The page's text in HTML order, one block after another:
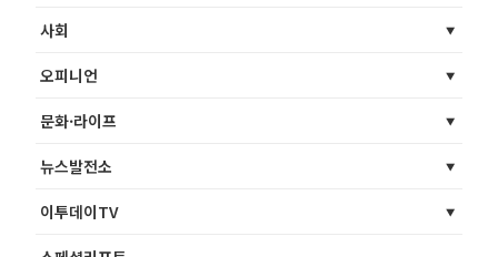
사회
오피니언
문화·라이프
뉴스발전소
이투데이TV